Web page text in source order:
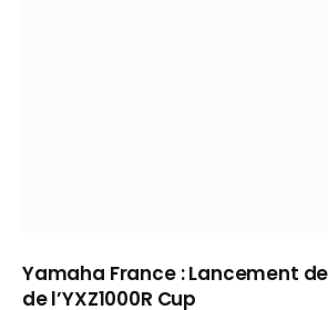
Yamaha France : Lancement
de l’YXZ1000R Cup